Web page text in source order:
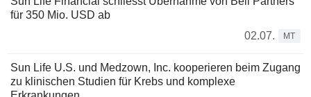
für 350 Mio. USD ab
02.07.
MT
Sun Life U.S. und Medzown, Inc. kooperieren beim Zugang
zu klinischen Studien für Krebs und komplexe